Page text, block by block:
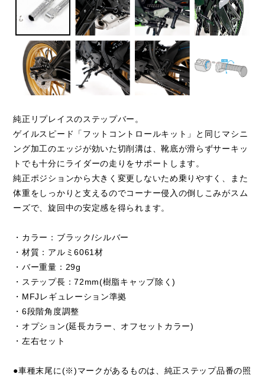
純正リプレイスのステップバー。
ゲイルスピード「フットコントロールキット」と同じマシニ
ング加工のエッジが効いた切削溝は、靴底が滑らずサーキッ
トでも十分にライダーの走りをサポートします。
純正ポジションから大きく変更しないため乗りやすく、また
体重をしっかりと支えるのでコーナー侵入の倒しこみがスム
ーズで、旋回中の安定感を得られます。
・カラー：ブラック/シルバー
・材質：アルミ6061材
・バー重量：29g
・ステップ長：72mm(樹脂キャップ除く)
・MFJレギュレーション準拠
・6段階角度調整
・オプション(延長カラー、オフセットカラー)
・左右セット
●車種末尾に(※)マークがあるものは、純正ステップ品番の照